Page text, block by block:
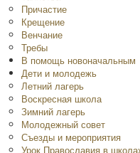
Причастие
Крещение
Венчание
Требы
В помощь новоначальным
Дети и молодежь
Летний лагерь
Воскресная школа
Зимний лагерь
Молодежный совет
Съезды и мероприятия
Урок Православия в